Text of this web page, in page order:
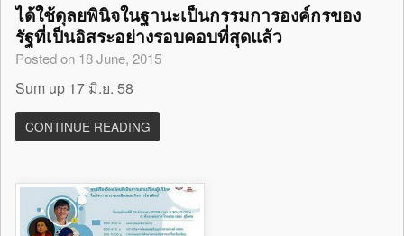
ได้ใช้ดุลยพินิจในฐานะเป็นกรรมการองค์กรของ
รัฐที่เป็นอิสระอย่างรอบคอบที่สุดแล้ว
Posted on 18 June, 2015
Sum up 17 มิ.ย. 58
CONTINUE READING